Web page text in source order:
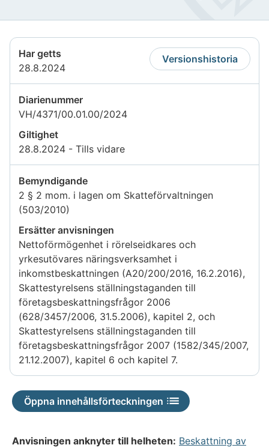
Har getts
28.8.2024
Versionshistoria
Diarienummer
VH/4371/00.01.00/2024
Giltighet
28.8.2024 - Tills vidare
Bemyndigande
2 § 2 mom. i lagen om Skatteförvaltningen
(503/2010)
Ersätter anvisningen
Nettoförmögenhet i rörelseidkares och
yrkesutövares näringsverksamhet i
inkomstbeskattningen (A20/200/2016, 16.2.2016),
Skattestyrelsens ställningstaganden till
företagsbeskattningsfrågor 2006
(628/3457/2006, 31.5.2006), kapitel 2, och
Skattestyrelsens ställningstaganden till
företagsbeskattningsfrågor 2007 (1582/345/2007,
21.12.2007), kapitel 6 och kapitel 7.
Öppna innehållsförteckningen
Anvisningen anknyter till helheten: Beskattning av